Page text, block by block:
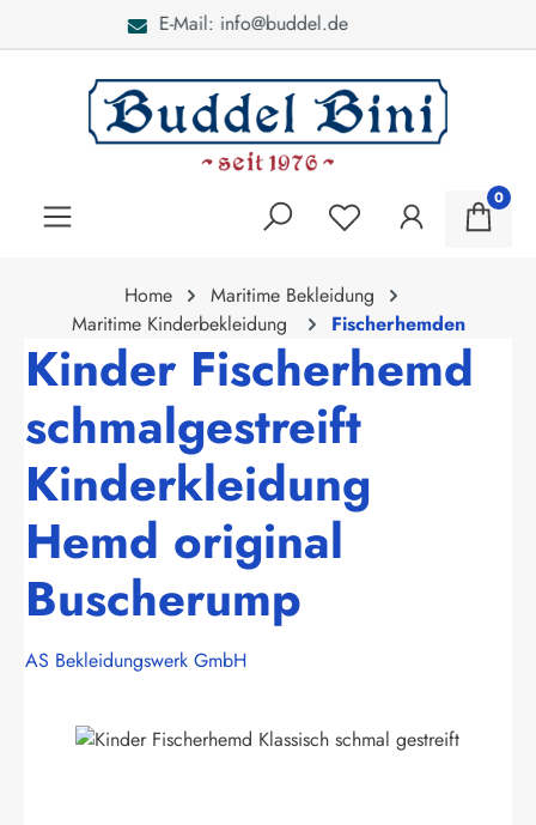
Bei Fragen: 040 - 46 28 52
0
Home
Maritime Bekleidung
Maritime Kinderbekleidung
Fischerhemden
Kinder Fischerhemd
schmalgestreift
Kinderkleidung
Hemd original
Buscherump
AS Bekleidungswerk GmbH
Bildergalerie überspringen